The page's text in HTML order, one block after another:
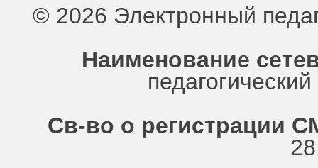
© 2026 Электронный
Наименование
Св-во о регистрации